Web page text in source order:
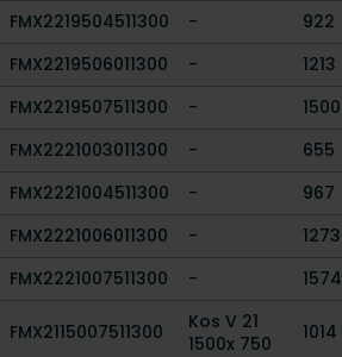
FMX2219504511300 - 922
FMX2219506011300
- 1213
FMX2219507511300
- 1500
FMX2221003011300
- 655
FMX2221004511300
- 967
FMX2221006011300
- 1273
FMX2221007511300
- 1574
FMX2115007511300
Kos V 21
1500x 750
1014